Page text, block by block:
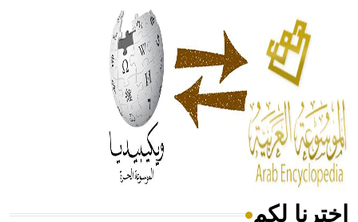
الحكم، الأدلة، تنظيم التغذية، ورسالته في جروح الرأس. ويعود
له الفضل بأنه حرر الطب من الدين والفلسفة.
- هل تعلم أن المرجان إفراز حيواني يتكون في البحر ويتركب
من مادة كربونات الكلسيوم، وهو أحمر أو شديد الحمرة وهو
أجود أنواعه، ويمتاز بكبر الحجم ويسمى الش
اخترنا لكم